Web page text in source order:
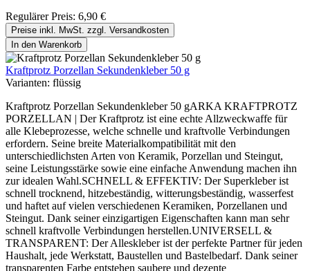
Regulärer Preis: 6,90 €
Preise inkl. MwSt. zzgl. Versandkosten
In den Warenkorb
Kraftprotz Porzellan Sekundenkleber 50 g
Varianten: flüssig
Kraftprotz Porzellan Sekundenkleber 50 gARKA KRAFTPROTZ
PORZELLAN | Der Kraftprotz ist eine echte Allzweckwaffe für
alle Klebeprozesse, welche schnelle und kraftvolle Verbindungen
erfordern. Seine breite Materialkompatibilität mit den
unterschiedlichsten Arten von Keramik, Porzellan und Steingut,
seine Leistungsstärke sowie eine einfache Anwendung machen ihn
zur idealen Wahl.SCHNELL & EFFEKTIV: Der Superkleber ist
schnell trocknend, hitzebeständig, witterungsbeständig, wasserfest
und haftet auf vielen verschiedenen Keramiken, Porzellanen und
Steingut. Dank seiner einzigartigen Eigenschaften kann man sehr
schnell kraftvolle Verbindungen herstellen.UNIVERSELL &
TRANSPARENT: Der Alleskleber ist der perfekte Partner für jeden
Haushalt, jede Werkstatt, Baustellen und Bastelbedarf. Dank seiner
transparenten Farbe entstehen saubere und dezente